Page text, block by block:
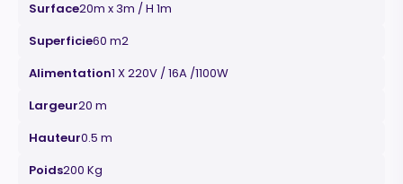
Surface20m x 3m / H 1m
Superficie60 m2
Alimentation1 X 220V / 16A /1100W
Largeur20 m
Hauteur0.5 m
Poids200 Kg